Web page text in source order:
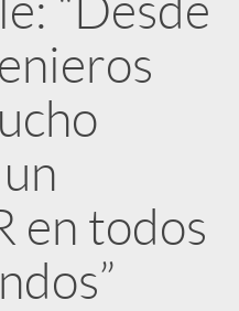
“Desde
en todos